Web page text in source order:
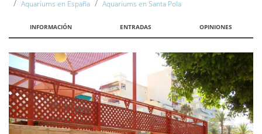
Aquariums en España Aquariums en Santa Pola
INFORMACIÓN ENTRADAS OPINIONES